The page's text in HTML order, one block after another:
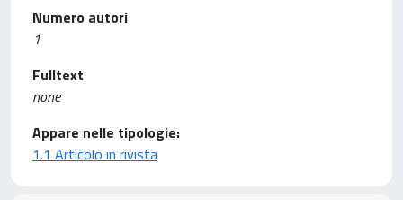
Numero autori
1
Fulltext
none
Appare nelle tipologie:
1.1 Articolo in rivista